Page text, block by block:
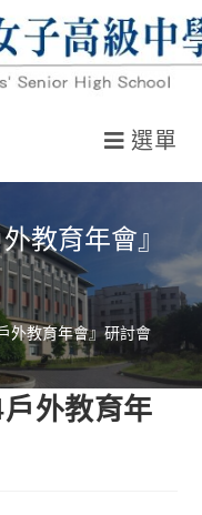
選單
教育年會』
外教育年會』研討會
外教育年